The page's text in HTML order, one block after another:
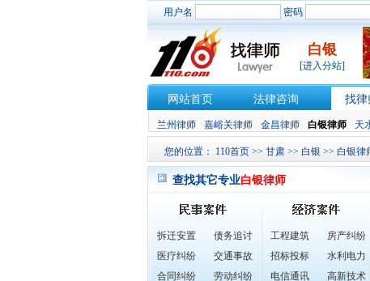
用户名 密码
白银
[进入分站]
网站首页 法律咨询 找律
兰州律师 嘉峪关律师 金昌律师 白银律师 天
您的位置： 110首页 >> 甘肃 >> 白银 >> 白银律
查找其它专业白银律师
拆迁安置
债务追讨
医疗纠纷
交通事故
合同纠纷
劳动纠纷
工程建筑
房产纠纷
招标投标
水利电力
电信通讯
高新技术